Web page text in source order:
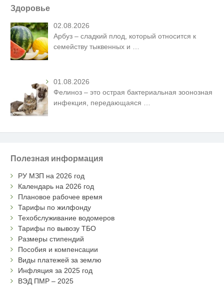
Здоровье
02.08.2026
Арбуз – сладкий плод, который относится к
семейству тыквенных и
01.08.2026
Фелиноз – это острая бактериальная зоонозная
инфекция, передающаяся
Полезная информация
РУ МЗП на 2026 год
Календарь на 2026 год
Плановое рабочее время
Тарифы по жилфонду
Техобслуживание водомеров
Тарифы по вывозу ТБО
Размеры стипендий
Пособия и компенсации
Виды платежей за землю
Инфляция за 2025 год
ВЭД ПМР – 2025